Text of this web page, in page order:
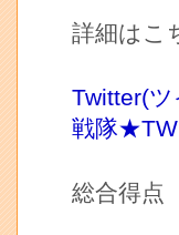
詳細はこ
Twitter(
戦隊
総合得点